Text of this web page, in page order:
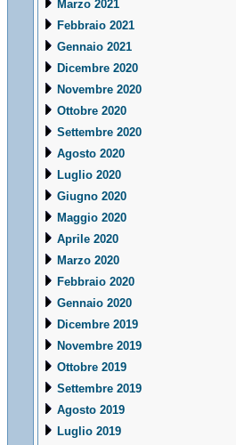
Marzo 2021
Febbraio 2021
Gennaio 2021
Dicembre 2020
Novembre 2020
Ottobre 2020
Settembre 2020
Agosto 2020
Luglio 2020
Giugno 2020
Maggio 2020
Aprile 2020
Marzo 2020
Febbraio 2020
Gennaio 2020
Dicembre 2019
Novembre 2019
Ottobre 2019
Settembre 2019
Agosto 2019
Luglio 2019